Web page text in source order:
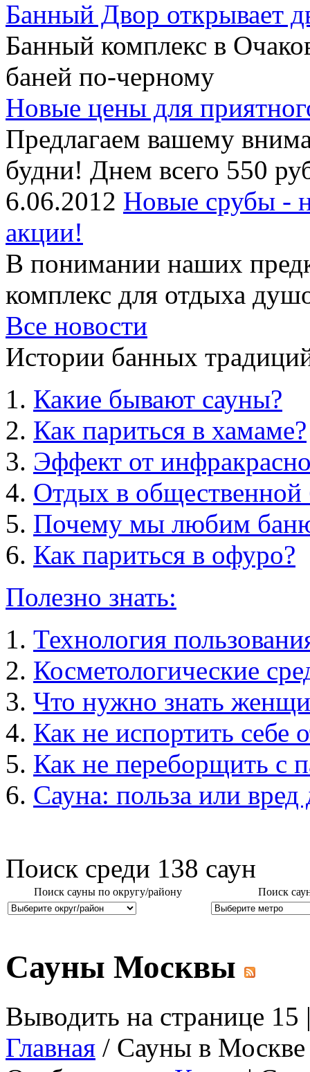
Банный Двор открывает
Банный комплекс в
баней по-черному
Новые цены для
Предлагаем вашему
будни! Днем всего 550
6.06.2012 Новые срубы -
акции!
В понимании наших
комплекс для отдыха
Все новости
Истории банных
Какие бывают сауны?
Как париться в хамаме?
Эффект от
Отдых в общественной
Почему мы любим
Как париться в офуро?
Полезно знать:
Технология
Косметологические
Что нужно знать
Как не испортить себе
Как не переборщить с
Сауна: польза или вред
Поиск среди 138 саун
Поиск сауны по округу/району Поиск
Сауны Москвы
Выводить на странице
Главная / Сауны в Москве